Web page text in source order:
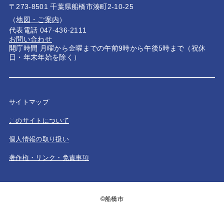
〒273-8501 千葉県船橋市湊町2-10-25
（地図・ご案内）
代表電話 047-436-2111
お問い合わせ
開庁時間 月曜から金曜までの午前9時から午後5時まで（祝休
日・年末年始を除く）
サイトマップ
このサイトについて
個人情報の取り扱い
著作権・リンク・免責事項
©船橋市